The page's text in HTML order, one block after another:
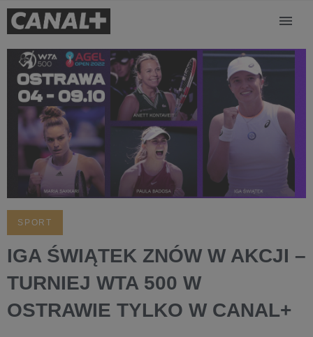
SPORT
IGA ŚWIĄTEK ZNÓW W AKCJI –
TURNIEJ WTA 500 W
OSTRAWIE TYLKO W CANAL+